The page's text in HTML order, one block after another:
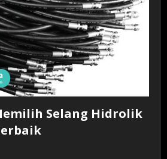
Selang Hidrolik